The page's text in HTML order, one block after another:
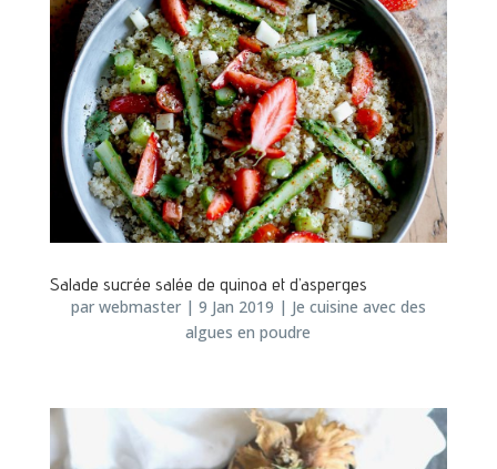
Salade sucrée salée de quinoa et d’asperges
par webmaster| 9 Jan 2019 | Je cuisine avec des
algues en poudre